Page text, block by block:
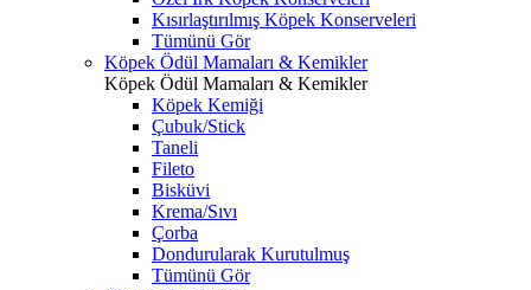
Kısırlaştırılmış Köpek Konserveleri
Tümünü Gör
Köpek Ödül Mamaları & Kemikler
Köpek Ödül Mamaları & Kemikler
Köpek Kemiği
Çubuk/Stick
Taneli
Fileto
Bisküvi
Krema/Sıvı
Çorba
Dondurularak Kurutulmuş
Tümünü Gör